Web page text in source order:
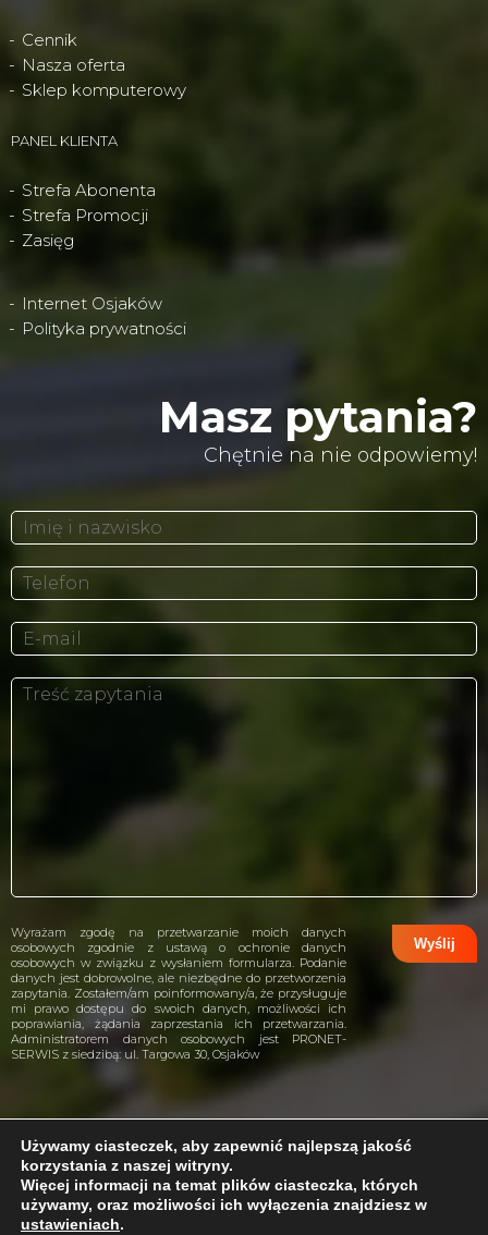
Problem z internetem?
Cennik
Nasza oferta
Sklep komputerowy
PANEL KLIENTA
Strefa Abonenta
Strefa Promocji
Zasięg
Internet Osjaków
Polityka prywatności
Masz pytania?
Chętnie na nie odpowiemy!
Wyrażam zgodę na przetwarzanie moich danych
osobowych zgodnie z ustawą o ochronie danych
osobowych w związku z wysłaniem formularza. Podanie
danych jest dobrowolne, ale niezbędne do przetworzenia
zapytania. Zostałem/am poinformowany/a, że przysługuje
mi prawo dostępu do swoich danych, możliwości ich
poprawiania, żądania zaprzestania ich przetwarzania.
Administratorem danych osobowych jest PRONET-
SERWIS z siedzibą: ul. Targowa 30, Osjaków
projekt i wykonanie:CreativeHeads.pl
Używamy ciasteczek, aby zapewnić najlepszą jakość
korzystania z naszej witryny.
Więcej informacji na temat plików ciasteczka, których
używamy, oraz możliwości ich wyłączenia znajdziesz w
ustawieniach.